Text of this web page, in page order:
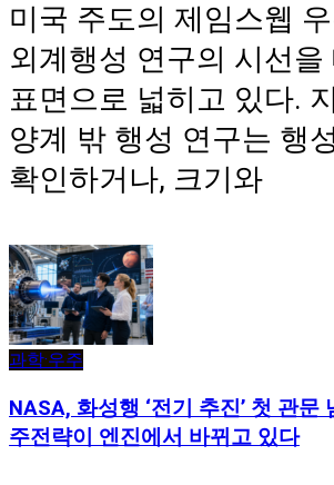
미국 주도의 제임스웹 우
외계행성 연구의 시선을
표면으로 넓히고 있다.
양계 밖 행성 연구는 행
확인하거나, 크기와
과학·우주
NASA, 화성행 ‘전기 추진’ 첫 관문
주전략이 엔진에서 바뀌고 있다